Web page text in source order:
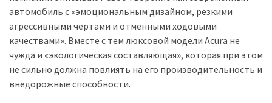
Без
рубрики
(142)
автомобиль с «эмоциональным дизайном, резкими
агрессивными чертами и отменными ходовыми
качествами». Вместе с тем люксовой модели Acura не
чужда и «экологическая составляющая», которая при этом
не сильно должна повлиять на его производительность и
внедорожные способности.